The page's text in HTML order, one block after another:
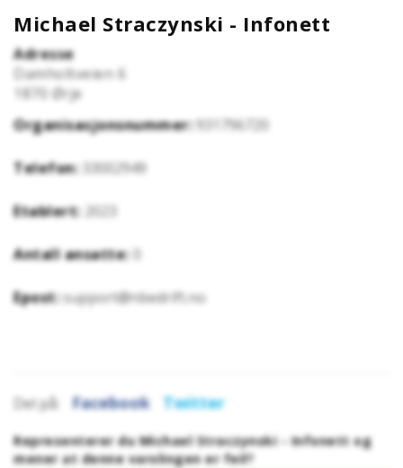
Michael Straczynski - Infonett
Adresse
Damholtveien 6
1870 Ørje
Organisasjonsnummer: 931796720
Telefon: 33002949
Etablert: 2023
Antall ansatte: 0
Epost:support@nbedrift.no
Del på: Facebook Twitter
Representerer du Michael Straczynski - Infonett og
mener at denne varslingen er feil?